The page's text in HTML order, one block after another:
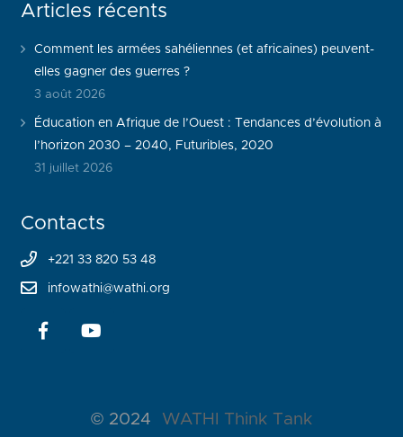
Articles récents
Comment les armées sahéliennes (et africaines) peuvent-
elles gagner des guerres ?
3 août 2026
Éducation en Afrique de l’Ouest : Tendances d’évolution à
l’horizon 2030 – 2040, Futuribles, 2020
31 juillet 2026
Contacts
+221 33 820 53 48
infowathi@wathi.org
© 2024 WATHI Think Tank